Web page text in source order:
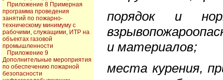
Приложение 8 Примерная
программа проведения
занятий по пожарно-
техническому минимуму с
рабочими, служащими, ИТР на
объектах газовой
промышленности
Приложение 9
Дополнительные мероприятия
по обеспечению пожарной
безопасности
порядок и
и материалов;
места курения,